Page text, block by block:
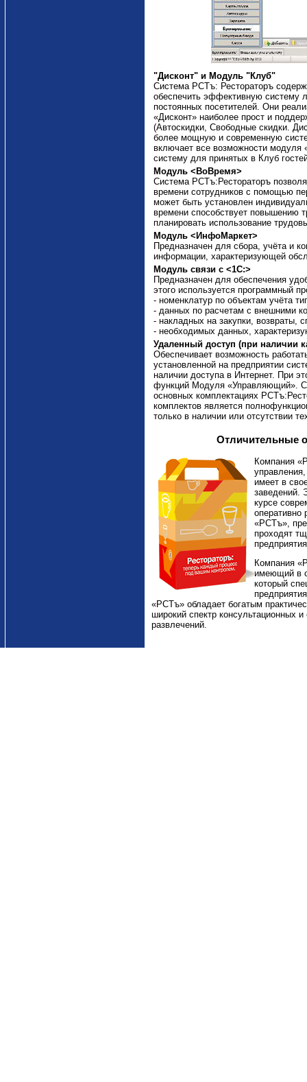
"Дисконт" и Модуль "Клуб"
Система РСТъ: Рестораторъ
обеспечить эффективную систему
постоянных посетителей. Они
«Дисконт» наиболее прост и
(Автоскидки, Свободные скидки.
более мощную и современную
включает все возможности модуля
систему для принятых в Клуб
Модуль <ВоВремя>
Система РСТъ:Рестораторъ
времени сотрудников с помощью
может быть установлен
времени способствует повышению
планировать использование
Модуль <ИнфоМаркет>
Предназначен для сбора, учёта и
информации, характеризующей
Модуль связи с <1С:>
Предназначен для обеспечения
этого используется программный
- номенклатур по объектам учёта
- данных по расчетам с внешними
- накладных на закупки, возвраты,
- необходимых данных,
Удаленный доступ (при наличии
Обеспечивает возможность
установленной на предприятии
наличии доступа в Интернет. При
функций Модуля «Управляющий».
основных комплектациях
комплектов является
только в наличии или отсутствии
Отличительные
Компания
имеет в
заведений.
курсе
оперативно
«РСТъ»,
проходят
Компания
имеющий в
который
«РСТъ» обладает богатым
широкий спектр консультационных
развлечений.